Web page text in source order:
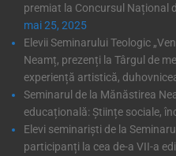
premiat la Concursul Național
mai 25, 2025
Elevii Seminarului Teologic
Neamț, prezenți la Târgul de
experiență artistică,
Seminarul de la Mănăstirea
educațională: Științe sociale,
Elevi seminariști de la
participanți la cea de-a VII-a